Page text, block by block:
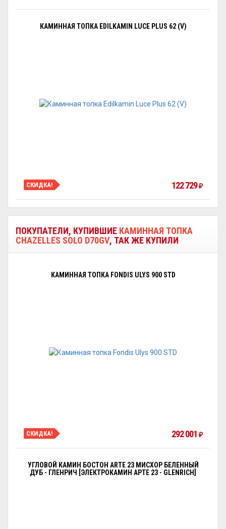
КАМИННАЯ ТОПКА EDILKAMIN LUCE PLUS 62 (V)
СКИДКА! 122 729 ₽
ПОКУПАТЕЛИ, КУПИВШИЕ КАМИННАЯ ТОПКА
CHAZELLES SOLO D70GV, ТАК ЖЕ КУПИЛИ
КАМИННАЯ ТОПКА FONDIS ULYS 900 STD
СКИДКА! 292 001 ₽
УГЛОВОЙ КАМИН БОСТОН ARTE 23 МИСХОР БЕЛЕННЫЙ
ДУБ - ГЛЕНРИЧ [ЭЛЕКТРОКАМИН АРТЕ 23 - GLENRICH]